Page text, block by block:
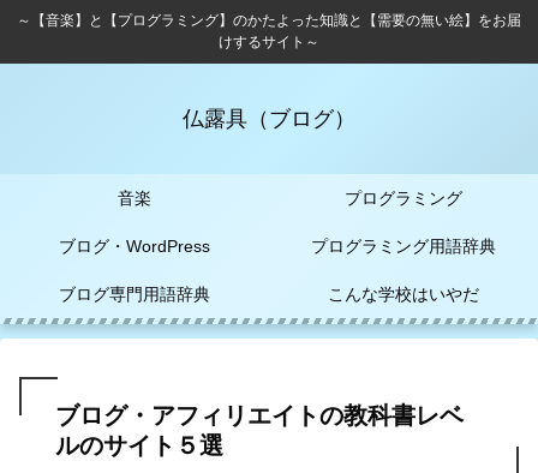
～【音楽】と【プログラミング】のかたよった知識と【需要の無い絵】をお届
けするサイト～
仏露具（ブログ）
音楽 プログラミング
ブログ・WordPress プログラミング用語辞典
ブログ専門用語辞典 こんな学校はいやだ
ブログ・アフィリエイトの教科書レベ
ルのサイト５選